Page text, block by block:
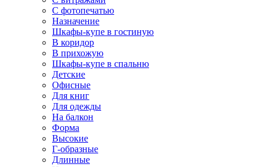
С фотопечатью
Назначение
Шкафы-купе в гостиную
В коридор
В прихожую
Шкафы-купе в спальню
Детские
Офисные
Для книг
Для одежды
На балкон
Форма
Высокие
Г-образные
Длинные